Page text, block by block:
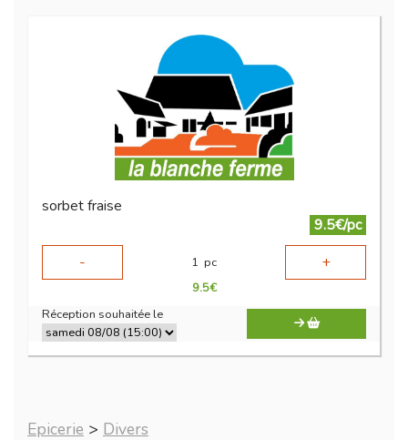
sorbet fraise
9.5€/pc
-
1 pc +
9.5€
Réception souhaitée le
Epicerie > Divers